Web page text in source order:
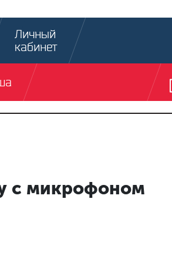
Личный
кабинет
с микрофоном